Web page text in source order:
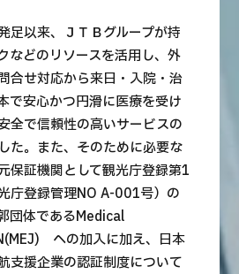
足以来、ＪＴＢグループが持
などのリソースを活用し、外
合せ対応から来日・入院・治
で安心かつ円滑に医療を受け
全で信頼性の高いサービスの
た。また、そのために必要な
保証機関として観光庁登録第1
庁登録管理NO A-001号）の
団体であるMedical
への加入に加え、日本
支援企業の認証制度について